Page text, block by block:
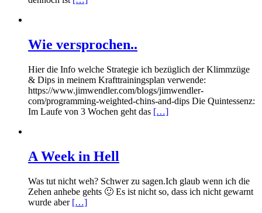
Wie versprochen..
Hier die Info welche Strategie ich bezüglich der Klimmzüge
& Dips in meinem Krafttrainingsplan verwende:
https://www.jimwendler.com/blogs/jimwendler-
com/programming-weighted-chins-and-dips Die Quintessenz:
Im Laufe von 3 Wochen geht das […]
A Week in Hell
Was tut nicht weh? Schwer zu sagen.Ich glaub wenn ich die
Zehen anhebe gehts 🙂 Es ist nicht so, dass ich nicht gewarnt
wurde aber […]